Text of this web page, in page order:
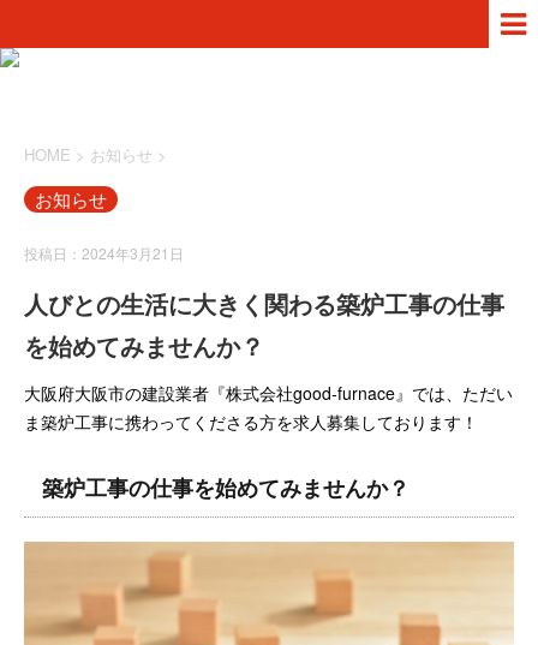
HOME > お知らせ >
お知らせ
投稿日：2024年3月21日
人びとの生活に大きく関わる築炉工事の仕事
を始めてみませんか？
大阪府大阪市の建設業者『株式会社good-furnace』では、ただい
ま築炉工事に携わってくださる方を求人募集しております！
築炉工事の仕事を始めてみませんか？